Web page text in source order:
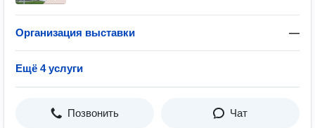
Организация выставки —
Ещё 4 услуги
Позвонить Чат